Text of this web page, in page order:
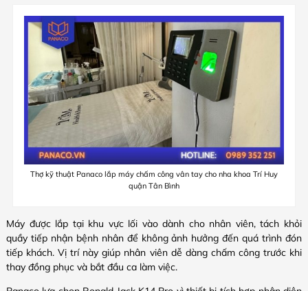
Thợ kỹ thuật Panaco lắp máy chấm công vân tay cho nha khoa Trí Huy
quận Tân Bình
Máy được lắp tại khu vực lối vào dành cho nhân viên, tách khỏi
quầy tiếp nhận bệnh nhân để không ảnh hưởng đến quá trình đón
tiếp khách. Vị trí này giúp nhân viên dễ dàng chấm công trước khi
thay đồng phục và bắt đầu ca làm việc.